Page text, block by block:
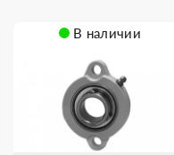
В наличии